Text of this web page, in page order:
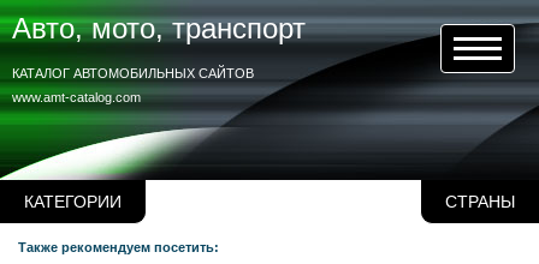
КАТЕГОРИИ СТРАНЫ
Авто, мото, транспорт
www.amt-catalog.com
КАТАЛОГ АВТОМОБИЛЬНЫХ САЙТОВ
Также рекомендуем посетить: